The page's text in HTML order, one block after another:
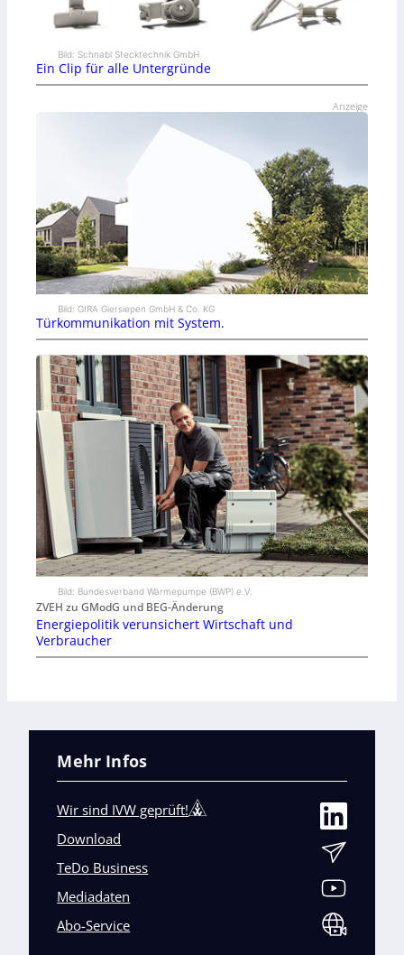
Bild: Schnabl Stecktechnik GmbH
Ein Clip für alle Untergründe
Anzeige
Bild: GIRA Giersiepen GmbH & Co. KG
Türkommunikation mit System.
Bild: Bundesverband Wärmepumpe (BWP) e.V.
ZVEH zu GModG und BEG-Änderung
Energiepolitik verunsichert Wirtschaft und
Verbraucher
Mehr Infos
Wir sind IVW geprüft!
Download
TeDo Business
Mediadaten
Abo-Service